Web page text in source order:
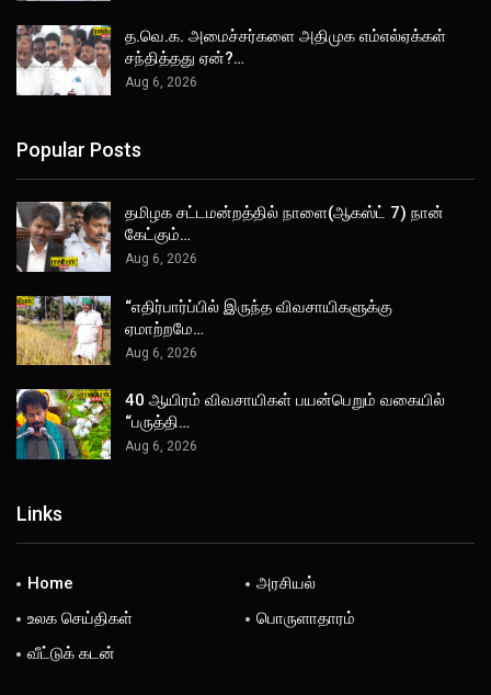
த.வெ.க. அமைச்சர்களை அதிமுக எம்எல்ஏக்கள்
சந்தித்தது ஏன்?…
Aug 6, 2026
Popular Posts
தமிழக சட்டமன்றத்தில் நாளை(ஆகஸ்ட் 7) நான்
கேட்கும்…
Aug 6, 2026
“எதிர்பார்ப்பில் இருந்த விவசாயிகளுக்கு
ஏமாற்றமே…
Aug 6, 2026
40 ஆயிரம் விவசாயிகள் பயன்பெறும் வகையில்
“பருத்தி…
Aug 6, 2026
Links
Home
அரசியல்
உலக செய்திகள்
பொருளாதாரம்
வீட்டுக் கடன்